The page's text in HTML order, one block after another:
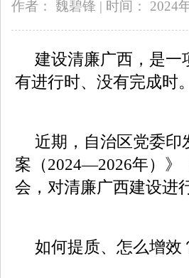
作者： 魏碧锋 | 时间： 2024
建设清廉广西，是一
有进行时、没有完成时。
近期，自治区党委印
案（2024—2026年）》
会，对清廉广西建设进
如何提质、怎么增效